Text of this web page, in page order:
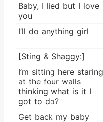
Baby, I lied but I love
you
I’ll do anything girl
[Sting & Shaggy:]
I’m sitting here staring
at the four walls
thinking what is it I
got to do?
Get back my baby